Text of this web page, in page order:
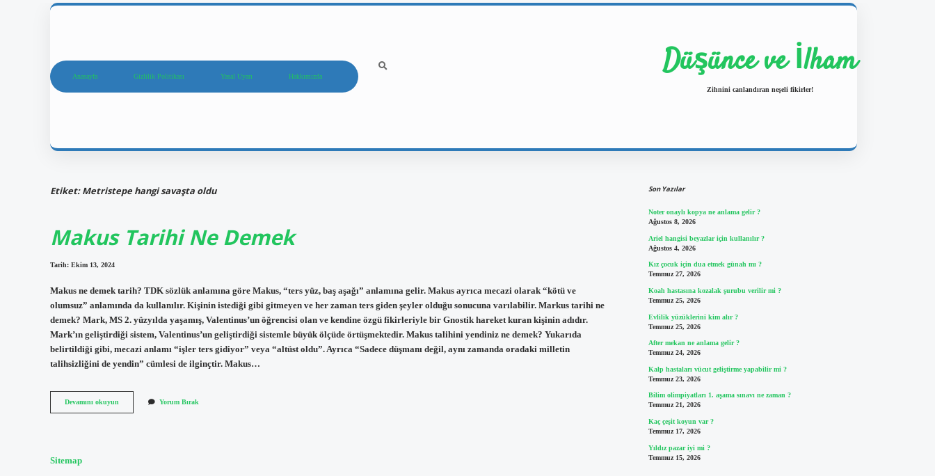
Anasayfa Gizlilik Politikası Yasal Uyarı Hakkımızda Düşünce ve İlham
Zihnini canlandıran neşeli fikirler!
Etiket:Metristepe hangi savaşta oldu
Makus Tarihi Ne Demek
Tarih: Ekim 13, 2024
Makus ne demek tarih? TDK sözlük anlamına göre Makus, “ters yüz, baş aşağı” anlamına gelir. Makus ayrıca mecazi olarak “kötü ve
olumsuz” anlamında da kullanılır. Kişinin istediği gibi gitmeyen ve her zaman ters giden şeyler olduğu sonucuna varılabilir. Markus tarihi ne
demek? Mark, MS 2. yüzyılda yaşamış, Valentinus’un öğrencisi olan ve kendine özgü fikirleriyle bir Gnostik hareket kuran kişinin adıdır.
Mark’ın geliştirdiği sistem, Valentinus’un geliştirdiği sistemle büyük ölçüde örtüşmektedir. Makus talihini yendiniz ne demek? Yukarıda
belirtildiği gibi, mecazi anlamı “işler ters gidiyor” veya “altüst oldu”. Ayrıca “Sadece düşmanı değil, aynı zamanda oradaki milletin
talihsizliğini de yendin” cümlesi de ilginçtir. Makus…
Devamını okuyun
Tarihi
Yorum Bırak
Sitemap
Son Yazılar
Noter onaylı kopya ne anlama gelir ?
Ağustos 8, 2026
Ariel hangisi beyazlar için kullanılır ?
Ağustos 4, 2026
Kız çocuk için dua etmek günah mı ?
Temmuz 27, 2026
Koah hastasına kozalak şurubu verilir mi ?
Temmuz 25, 2026
Evlilik yüzüklerini kim alır ?
Temmuz 25, 2026
After mekan ne anlama gelir ?
Temmuz 24, 2026
Kalp hastaları vücut geliştirme yapabilir mi ?
Temmuz 23, 2026
Bilim olimpiyatları 1. aşama sınavı ne zaman ?
Temmuz 21, 2026
Kaç çeşit koyun var ?
Temmuz 17, 2026
Yıldız pazar iyi mi ?
Temmuz 15, 2026